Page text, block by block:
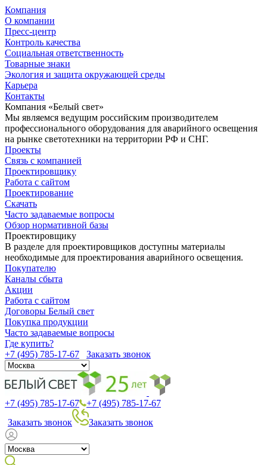
Компания
О компании
Пресс-центр
Контроль качества
Социальная ответственность
Товарные знаки
Экология и защита окружающей среды
Карьера
Контакты
Компания «Белый свет»
Мы являемся ведущим российским производителем
профессионального оборудования для аварийного освещения
на рынке светотехники на территории РФ и СНГ.
Проекты
Связь с компанией
Проектировщику
Работа с сайтом
Проектирование
Скачать
Часто задаваемые вопросы
Обзор нормативной базы
Проектировщику
В разделе для проектировщиков доступны материалы
необходимые для проектирования аварийного освещения.
Покупателю
Каналы сбыта
Акции
Работа с сайтом
Договоры Белый свет
Покупка продукции
Часто задаваемые вопросы
Где купить?
+7 (495) 785-17-67
Заказать звонок
+7 (495) 785-17-67
+7 (495) 785-17-67
Заказать звонок
Заказать звонок